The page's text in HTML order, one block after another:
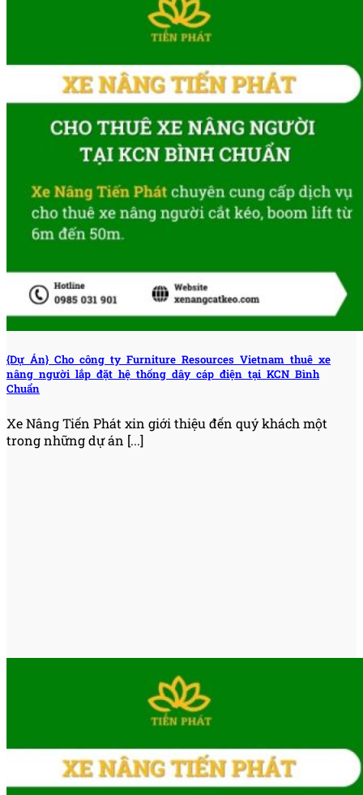
{Dự Án} Cho công ty Furniture Resources Vietnam thuê xe
nâng người lắp đặt hệ thống dây cáp điện tại KCN Bình
Chuẩn
Xe Nâng Tiến Phát xin giới thiệu đến quý khách một
trong những dự án [...]